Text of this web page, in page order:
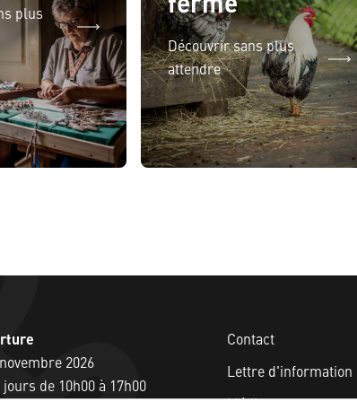
plus
ferme
Découvrir sans plus
attendre
2026
de 10h00 à 17h00
Contact
Lettre d'information